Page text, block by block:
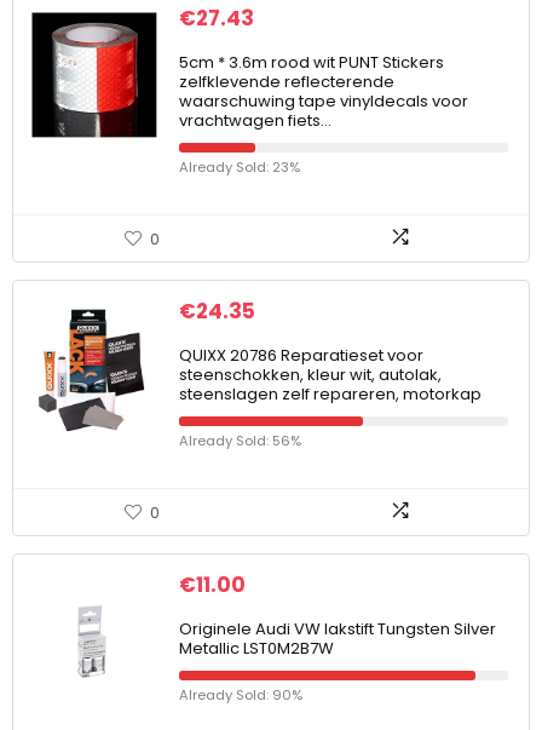
€27.43
5cm * 3.6m rood wit PUNT Stickers
zelfklevende reflecterende
waarschuwing tape vinyldecals voor
vrachtwagen fiets…
Already Sold: 23%
0
€24.35
QUIXX 20786 Reparatieset voor
steenschokken, kleur wit, autolak,
steenslagen zelf repareren, motorkap
Already Sold: 56%
0
€11.00
Originele Audi VW lakstift Tungsten Silver
Metallic LST0M2B7W
Already Sold: 90%